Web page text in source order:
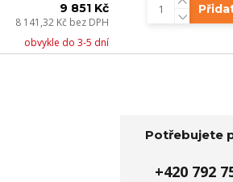
9 851 Kč
8 141,32 Kč bez DPH
obvykle do 3-5 dní
Potřebujete
+420 792